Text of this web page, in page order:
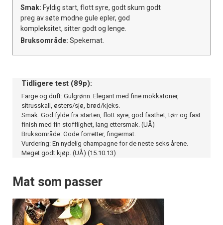
Smak: Fyldig start, flott syre, godt skum godt
preg av søte modne gule epler, god
kompleksitet, sitter godt og lenge.
Bruksområde: Spekemat.
Tidligere test (89p):
Farge og duft: Gulgrønn. Elegant med fine mokkatoner,
sitrusskall, østers/sjø, brød/kjeks.
Smak: God fylde fra starten, flott syre, god fasthet, tørr og fast
finish med fin stofflighet, lang ettersmak. (UÅ)
Bruksområde: Gode forretter, fingermat.
Vurdering: En nydelig champagne for de neste seks årene.
Meget godt kjøp. (UÅ) (15.10.13)
Mat som passer